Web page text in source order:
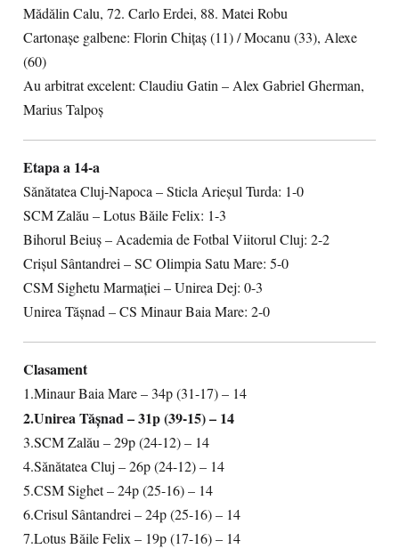
Mădălin Calu, 72. Carlo Erdei, 88. Matei Robu
Cartonașe galbene: Florin Chițaș (11) / Mocanu (33), Alexe
(60)
Au arbitrat excelent: Claudiu Gatin – Alex Gabriel Gherman,
Marius Talpoș
Etapa a 14-a
Sănătatea Cluj-Napoca – Sticla Arieșul Turda: 1-0
SCM Zalău – Lotus Băile Felix: 1-3
Bihorul Beiuș – Academia de Fotbal Viitorul Cluj: 2-2
Crișul Sântandrei – SC Olimpia Satu Mare: 5-0
CSM Sighetu Marmației – Unirea Dej: 0-3
Unirea Tășnad – CS Minaur Baia Mare: 2-0
Clasament
1.Minaur Baia Mare – 34p (31-17) – 14
2.Unirea Tășnad – 31p (39-15) – 14
3.SCM Zalău – 29p (24-12) – 14
4.Sănătatea Cluj – 26p (24-12) – 14
5.CSM Sighet – 24p (25-16) – 14
6.Crisul Sântandrei – 24p (25-16) – 14
7.Lotus Băile Felix – 19p (17-16) – 14